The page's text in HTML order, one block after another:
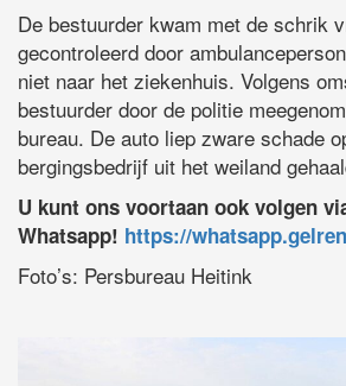
De bestuurder kwam met de schrik
gecontroleerd door
niet naar het ziekenhuis. Volgens
bestuurder door de politie
bureau. De auto liep zware schade
bergingsbedrijf uit het weiland
U kunt ons voortaan ook volgen
Whatsapp! https://
Foto’s: Persbureau Heitink